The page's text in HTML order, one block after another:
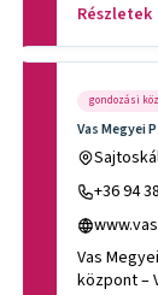
gondozási
Vas Megyei
+36 94
Vas
központ –